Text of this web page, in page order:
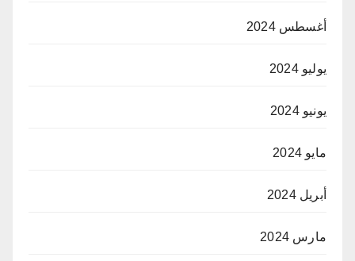
أغسطس 2024
يوليو 2024
يونيو 2024
مايو 2024
أبريل 2024
مارس 2024